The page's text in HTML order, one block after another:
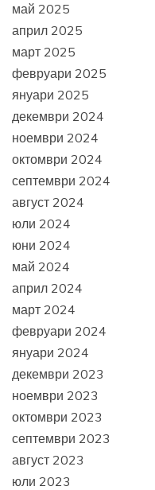
май 2025
април 2025
март 2025
февруари 2025
януари 2025
декември 2024
ноември 2024
октомври 2024
септември 2024
август 2024
юли 2024
юни 2024
май 2024
април 2024
март 2024
февруари 2024
януари 2024
декември 2023
ноември 2023
октомври 2023
септември 2023
август 2023
юли 2023